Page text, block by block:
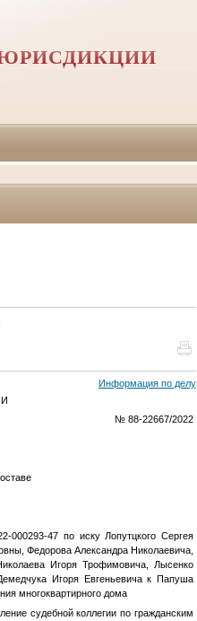
Информация по делу
№ 88-22667/2022
47 по иску Лопутцкого Сергея
Федорова Александра Николаевича,
Игоря Трофимовича, Лысенко
Игоря Евгеньевича к Папуша
многоквартирного дома
судебной коллегии по гражданским